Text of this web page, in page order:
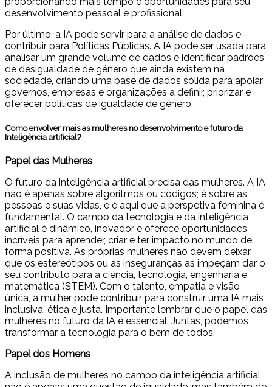
desenvolvimento pessoal e profissional.
Por último, a IA pode servir para a análise de dados e
contribuir para Políticas Públicas. A IA pode ser usada para
analisar um grande volume de dados e identificar padrões
de desigualdade de género que ainda existem na
sociedade, criando uma base de dados sólida para apoiar
governos, empresas e organizações a definir, priorizar e
oferecer políticas de igualdade de género.
Como envolver mais as mulheres no desenvolvimento e futuro da
Inteligência artificial?
Papel das Mulheres
O futuro da inteligência artificial precisa das mulheres. A IA
não é apenas sobre algoritmos ou códigos; é sobre as
pessoas e suas vidas, e é aqui que a perspetiva feminina é
fundamental. O campo da tecnologia e da inteligência
artificial é dinâmico, inovador e oferece oportunidades
incríveis para aprender, criar e ter impacto no mundo de
forma positiva. As próprias mulheres não devem deixar
que os estereótipos ou as inseguranças as impeçam dar o
seu contributo para a ciência, tecnologia, engenharia e
matemática (STEM). Com o talento, empatia e visão
única, a mulher pode contribuir para construir uma IA mais
inclusiva, ética e justa. Importante lembrar que o papel das
mulheres no futuro da IA é essencial. Juntas, podemos
transformar a tecnologia para o bem de todos.
Papel dos Homens
A inclusão de mulheres no campo da inteligência artificial